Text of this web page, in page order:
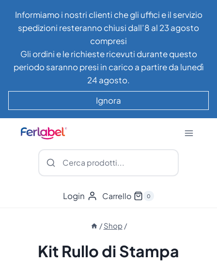
contenuto
Informiamo i nostri clienti che gli uffici e il servizio
spedizioni resteranno chiusi dall’8 al 23 agosto
compresi
Gli ordini e le richieste ricevuti durante questo
periodo saranno presi in carico a partire da lunedì
24 agosto.
Ignora
Login Carrello 0
/ Shop /
Kit Rullo di Stampa